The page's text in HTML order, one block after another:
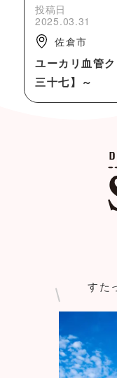
投稿日
2025.03.31
佐倉市
ユーカリ血管
三十七】～
すた